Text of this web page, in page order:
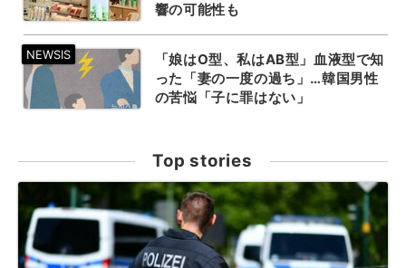
響の可能性も
「娘はO型、私はAB型」血液型で知
った「妻の一度の過ち」…韓国男性
の苦悩「子に罪はない」
Top stories